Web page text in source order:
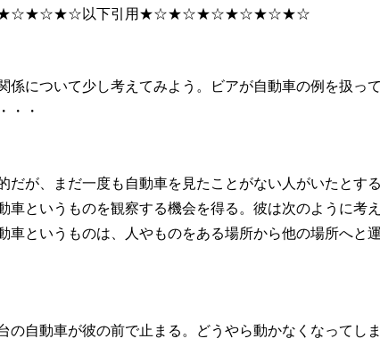
以下引用★☆★☆★☆★☆★☆★☆
係について少し考えてみよう。ビアが自動車の例を扱っ
・・
だが、まだ一度も自動車を見たことがない人がいたとす
車というものを観察する機会を得る。彼は次のように考え
車というものは、人やものをある場所から他の場所へと
自動車が彼の前で止まる。どうやら動かなくなってしま